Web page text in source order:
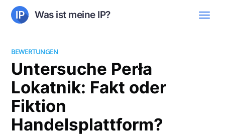
Was ist meine IP?
BEWERTUNGEN
Untersuche Perła
Lokatnik: Fakt oder
Fiktion
Handelsplattform?